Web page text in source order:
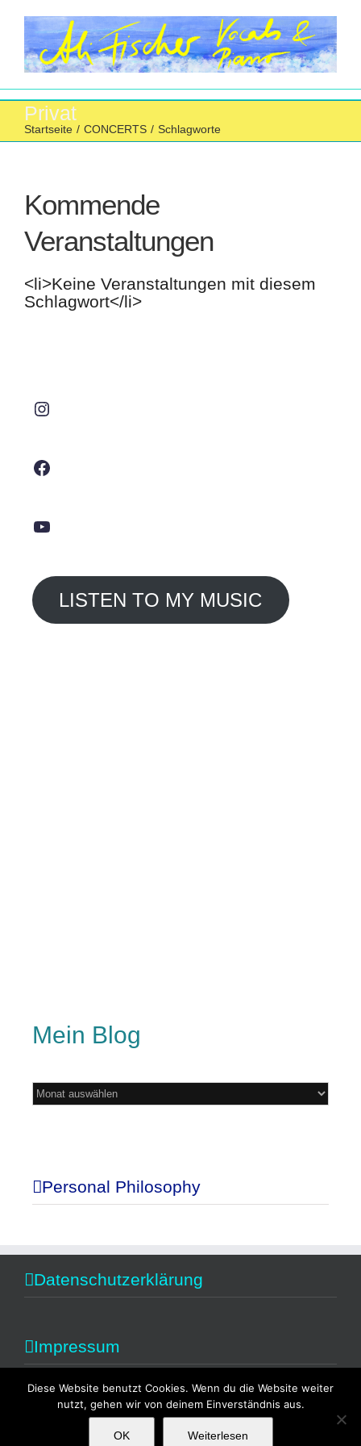
Inhalt
springen
Privat
Startseite / CONCERTS / Schlagworte
Kommende
Veranstaltungen
<li>Keine Veranstaltungen mit diesem
Schlagwort</li>
LISTEN TO MY MUSIC
Mein Blog
Mein
Blog
Personal Philosophy
Datenschutzerklärung
Impressum
Copyright 2014 Alexandra Fischer | All Rights Reserved
Diese Website benutzt Cookies. Wenn du die Website weiter
nutzt, gehen wir von deinem Einverständnis aus.
OK Weiterlesen